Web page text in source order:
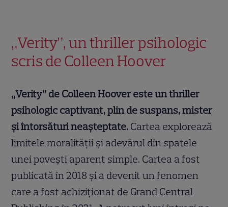
„Verity”, un thriller psihologic
scris de Colleen Hoover
„Verity” de Colleen Hoover este un thriller
psihologic captivant, plin de suspans, mister
și întorsături neașteptate. Cartea explorează
limitele moralității și adevărul din spatele
unei povești aparent simple. Cartea a fost
publicată în 2018 și a devenit un fenomen
care a fost achiziționat de Grand Central